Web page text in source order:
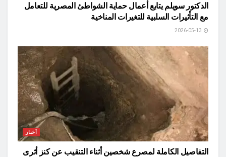
الدكتور سويلم يتابع أعمال حماية الشواطئ المصرية للتعامل
مع التأثيرات السلبية للتغيرات المناخية
أخبار
التفاصيل الكاملة لمصرع شخصين أثناء التنقيب عن كنز أثرى